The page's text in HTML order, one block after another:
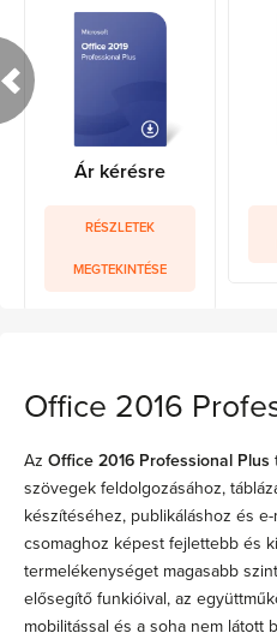
Ár kérésre
RÉSZLETEK
MEGTEKINTÉSE
Office 2016
Az Office 2016 Professional Plus
szövegek feldolgozásához,
készítéséhez, publikáláshoz és
csomaghoz képest fejlettebb és
termelékenységet magasabb
elősegítő funkióival, az
mobilitással és a soha nem látott